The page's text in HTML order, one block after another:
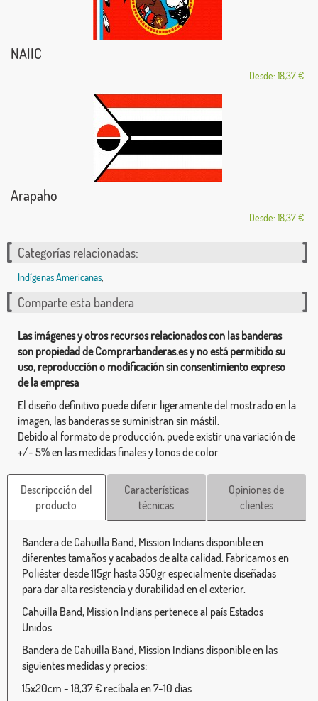
NAIIC
Desde: 18,37 €
Arapaho
Desde: 18,37 €
Categorías relacionadas:
Indígenas Americanas,
Comparte esta bandera
Las imágenes y otros recursos relacionados con las banderas
son propiedad de Comprarbanderas.es y no está permitido su
uso, reproducción o modificación sin consentimiento expreso
de la empresa
El diseño definitivo puede diferir ligeramente del mostrado en la
imagen, las banderas se suministran sin mástil.
Debido al formato de producción, puede existir una variación de
+/- 5% en las medidas finales y tonos de color.
Descripcción del
producto
Características
técnicas
Opiniones de
clientes
Bandera de Cahuilla Band, Mission Indians disponible en
diferentes tamaños y acabados de alta calidad. Fabricamos en
Poliéster desde 115gr hasta 350gr especialmente diseñadas
para dar alta resistencia y durabilidad en el exterior.
Cahuilla Band, Mission Indians pertenece al país Estados
Unidos
Bandera de Cahuilla Band, Mission Indians disponible en las
siguientes medidas y precios:
15x20cm - 18,37 € recíbala en 7-10 días